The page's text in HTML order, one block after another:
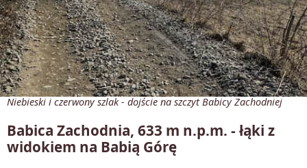
Niebieski i czerwony szlak - dojście na szczyt Babicy Zachodniej
Babica Zachodnia, 633 m n.p.m. - łąki z
widokiem na Babią Górę